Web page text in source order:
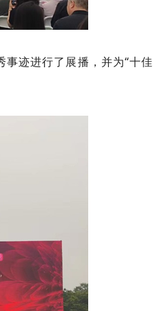
迹进行了展播，并为“十